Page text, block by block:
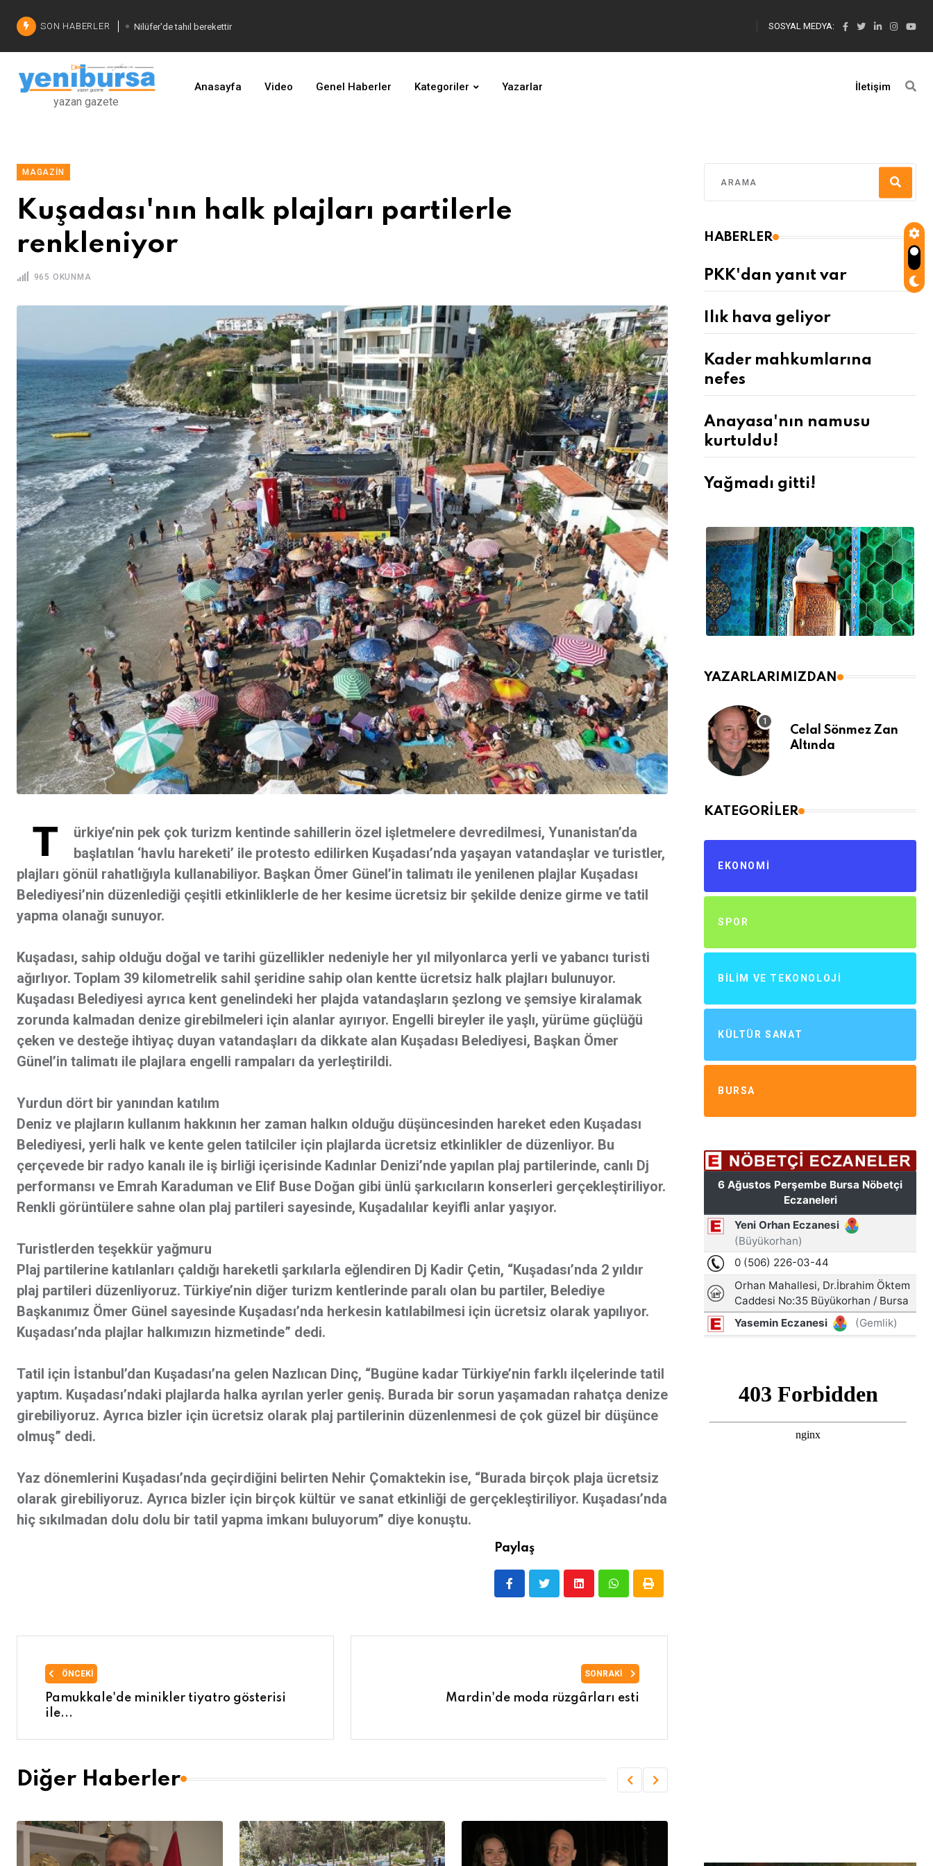
SON HABERLER Nilüfer'de tahıl berekettir
Şadi Özdemir'den çözüm
İşinizi geliştirin
SOSYAL MEDYA:
yazan gazete
Anasayfa Video Genel Haberler Kategoriler Yazarlar İletişim
MAGAZIN
Kuşadası'nın halk plajları partilerle
renkleniyor
965 OKUNMA
T
ürkiye’nin pek çok turizm kentinde sahillerin özel işletmelere devredilmesi, Yunanistan’da
başlatılan ‘havlu hareketi’ ile protesto edilirken Kuşadası’nda yaşayan vatandaşlar ve turistler,
plajları gönül rahatlığıyla kullanabiliyor. Başkan Ömer Günel’in talimatı ile yenilenen plajlar Kuşadası
Belediyesi’nin düzenlediği çeşitli etkinliklerle de her kesime ücretsiz bir şekilde denize girme ve tatil
yapma olanağı sunuyor.
Kuşadası, sahip olduğu doğal ve tarihi güzellikler nedeniyle her yıl milyonlarca yerli ve yabancı turisti
ağırlıyor. Toplam 39 kilometrelik sahil şeridine sahip olan kentte ücretsiz halk plajları bulunuyor.
Kuşadası Belediyesi ayrıca kent genelindeki her plajda vatandaşların şezlong ve şemsiye kiralamak
zorunda kalmadan denize girebilmeleri için alanlar ayırıyor. Engelli bireyler ile yaşlı, yürüme güçlüğü
çeken ve desteğe ihtiyaç duyan vatandaşları da dikkate alan Kuşadası Belediyesi, Başkan Ömer
Günel’in talimatı ile plajlara engelli rampaları da yerleştirildi.
Yurdun dört bir yanından katılım
Deniz ve plajların kullanım hakkının her zaman halkın olduğu düşüncesinden hareket eden Kuşadası
Belediyesi, yerli halk ve kente gelen tatilciler için plajlarda ücretsiz etkinlikler de düzenliyor. Bu
çerçevede bir radyo kanalı ile iş birliği içerisinde Kadınlar Denizi’nde yapılan plaj partilerinde, canlı Dj
performansı ve Emrah Karaduman ve Elif Buse Doğan gibi ünlü şarkıcıların konserleri gerçekleştiriliyor.
Renkli görüntülere sahne olan plaj partileri sayesinde, Kuşadalılar keyifli anlar yaşıyor.
Turistlerden teşekkür yağmuru
Plaj partilerine katılanları çaldığı hareketli şarkılarla eğlendiren Dj Kadir Çetin, “Kuşadası’nda 2 yıldır
plaj partileri düzenliyoruz. Türkiye’nin diğer turizm kentlerinde paralı olan bu partiler, Belediye
Başkanımız Ömer Günel sayesinde Kuşadası’nda herkesin katılabilmesi için ücretsiz olarak yapılıyor.
Kuşadası’nda plajlar halkımızın hizmetinde” dedi.
Tatil için İstanbul’dan Kuşadası’na gelen Nazlıcan Dinç, “Bugüne kadar Türkiye’nin farklı ilçelerinde tatil
yaptım. Kuşadası’ndaki plajlarda halka ayrılan yerler geniş. Burada bir sorun yaşamadan rahatça denize
girebiliyoruz. Ayrıca bizler için ücretsiz olarak plaj partilerinin düzenlenmesi de çok güzel bir düşünce
olmuş” dedi.
Yaz dönemlerini Kuşadası’nda geçirdiğini belirten Nehir Çomaktekin ise, “Burada birçok plaja ücretsiz
olarak girebiliyoruz. Ayrıca bizler için birçok kültür ve sanat etkinliği de gerçekleştiriliyor. Kuşadası’nda
hiç sıkılmadan dolu dolu bir tatil yapma imkanı buluyorum” diye konuştu.
Paylaş
ÖNCEKI
Pamukkale'de minikler tiyatro gösterisi
ile...
SONRAKI
Mardin'de moda rüzgârları esti
Diğer Haberler
HABERLER
PKK'dan yanıt var
Ilık hava geliyor
Kader mahkumlarına
nefes
Anayasa'nın namusu
kurtuldu!
Yağmadı gitti!
YAZARLARIMIZDAN
Celal Sönmez Zan
Altında
KATEGORILER
EKONOMI
SPOR
BILIM VE TEKONOLOJI
KÜLTÜR SANAT
BURSA